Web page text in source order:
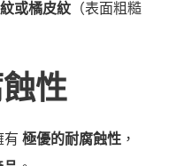
或橘皮紋 （表面粗糙
性
有 極優的耐腐蝕性 ，